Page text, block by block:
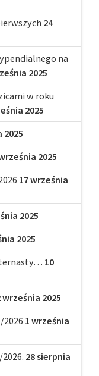
24
na
2025
w roku
2025
2025
2025
17 września
2025
2025
10
września 2025
2026 1 września
28 sierpnia